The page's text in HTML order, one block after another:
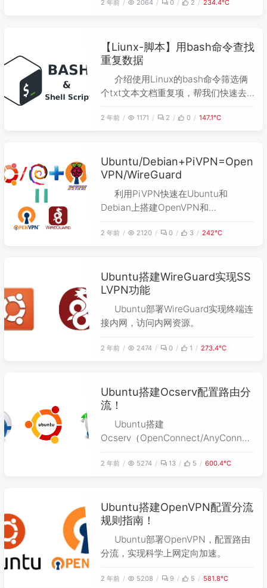
到openwrt中的passwall插件里实现域
2 年前 2064 0 2 234.4℃
【Liunx-脚本】用bash命令查找
重复数据
介绍使用Linux的bash命令筛选俩
个txt文本文档重复项，帮我们快速去
2 年前 1171 2 0 147.1℃
Ubuntu/Debian+PiVPN=Open
VPN/WireGuard
利用PiVPN快速在Ubuntu和
Debian上搭建OpenVPN和
2 年前 2120 0 3 242℃
Ubuntu搭建WireGuard实现SS
LVPN功能
Ubuntu部署WireGuard实现终端连
接内网，访问内网资源。
2 年前 2474 0 1 273.4℃
Ubuntu搭建Ocserv配置路由分
流！
Ubuntu搭建
Ocserv（OpenConnect/AnyConnec
2 年前 5274 13 5 600.4℃
Ubuntu搭建OpenVPN配置分流
规则指南！
Ubuntu部署OpenVPN，配置路由
分流，实现科学上网定向加速。
2 年前 5208 9 5 581.8℃